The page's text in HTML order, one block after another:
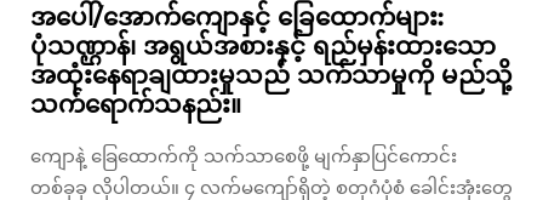
အပေါ်/အောက်ကျောနှင့် ခြေထောက်များ:
ပုံသဏ္ဌာန်၊ အရွယ်အစားနှင့် ရည်မှန်းထားသော
အထုံးနေရာချထားမှုသည် သက်သာမှုကို မည်သို့
သက်ရောက်သနည်း။
ကျောနဲ့ ခြေထောက်ကို သက်သာစေဖို့ မျက်နှာပြင်ကောင်း
တစ်ခုခု လိုပါတယ်။ ၄ လက်မကျော်ရှိတဲ့ စတုဂံပုံစံ ခေါင်းအုံးတွေ